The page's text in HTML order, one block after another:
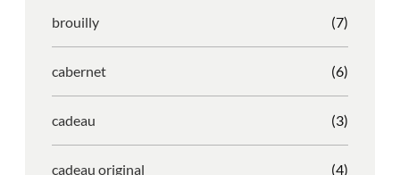
brouilly (7)
cabernet (6)
cadeau (3)
cadeau original (4)